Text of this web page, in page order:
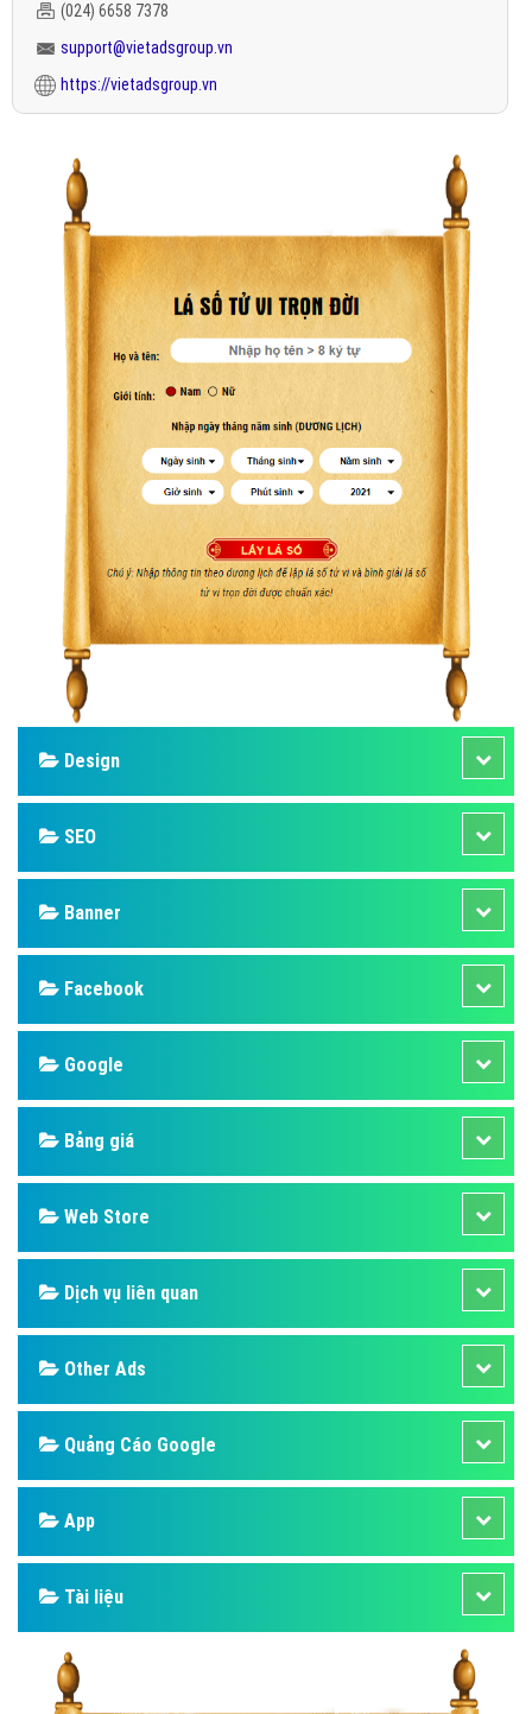
(024) 6658 7378
support@vietadsgroup.vn
https://vietadsgroup.vn
Design
SEO
Banner
Facebook
Google
Bảng giá
Web Store
Dịch vụ liên quan
Other Ads
Quảng Cáo Google
App
Tài liệu